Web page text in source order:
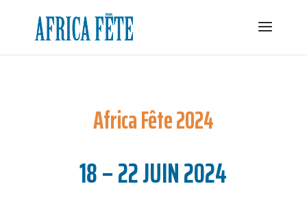
Africa Fête 2024
18 – 22 JUIN 2024